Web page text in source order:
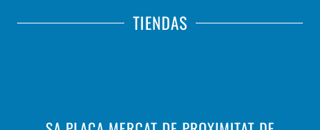
TIENDAS